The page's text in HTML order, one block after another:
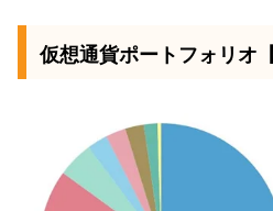
仮想通貨ポートフォリオ